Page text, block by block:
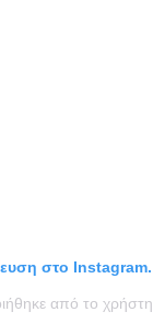
στο Instagram.